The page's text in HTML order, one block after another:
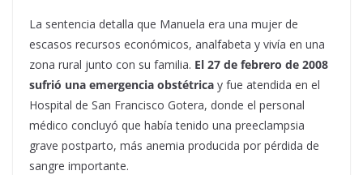
La sentencia detalla que Manuela era una mujer de
escasos recursos económicos, analfabeta y vivía en una
zona rural junto con su familia. El 27 de febrero de 2008
sufrió una emergencia obstétrica y fue atendida en el
Hospital de San Francisco Gotera, donde el personal
médico concluyó que había tenido una preeclampsia
grave postparto, más anemia producida por pérdida de
sangre importante.